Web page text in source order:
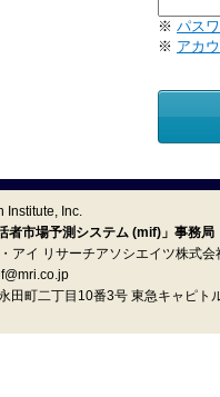
※ パス
※ アカ
Institute, Inc.
者市場予測システム (mif)」事務局
アイ リサーチアソシエイツ株式会
町二丁目10番3号 東急キャピト